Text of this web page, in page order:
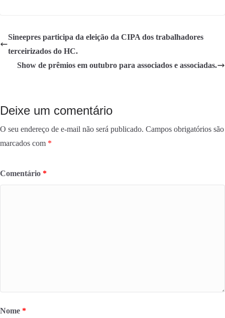
ok r
Sineepres participa da eleição da CIPA dos trabalhadores
terceirizados do HC.
Show de prêmios em outubro para associados e associadas.
Deixe um comentário
O seu endereço de e-mail não será publicado. Campos obrigatórios são
marcados com *
Comentário *
Nome *